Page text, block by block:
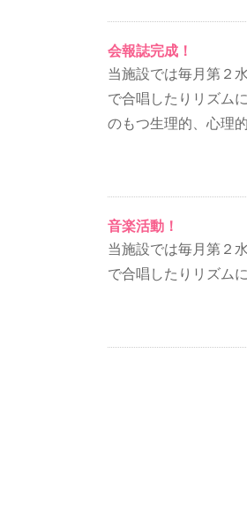
会報誌完成！
当施設では毎月第２
で合唱したりリズム
のもつ生理的、心理
音楽活動！
当施設では毎月第２
で合唱したりリズム